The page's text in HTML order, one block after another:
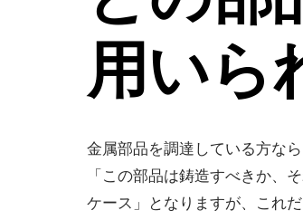
用いら
金属部品を調達している方な
「この部品は鋳造すべきか、
ケース」となりますが、これ